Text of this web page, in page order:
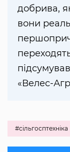
добрива,
вони
«Велес-
#сільгосптехніка